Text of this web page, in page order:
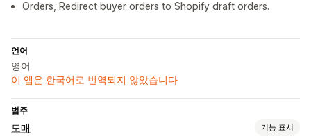
Orders, Redirect buyer orders to Shopify draft orders.
언어
영어
이 앱은 한국어로 번역되지 않았습니다
범주
도매 기능 표시